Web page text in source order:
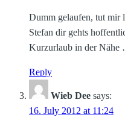
Dumm gelaufen, tut mir
Stefan dir gehts
Kurzurlaub in der
Reply
Wieb Dee says:
16. July 2012 at 11:24